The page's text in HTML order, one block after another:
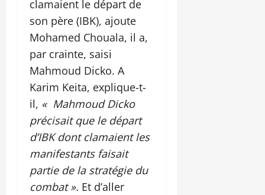
clamaient le départ de
son père (IBK), ajoute
Mohamed Chouala, il a,
par crainte, saisi
Mahmoud Dicko. A
Karim Keita, explique-t-
il, « Mahmoud Dicko
précisait que le départ
d’IBK dont clamaient les
manifestants faisait
partie de la stratégie du
combat ». Et d’aller